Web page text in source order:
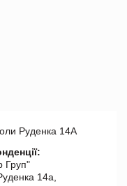
Руденка 14А
Груп"
14а,